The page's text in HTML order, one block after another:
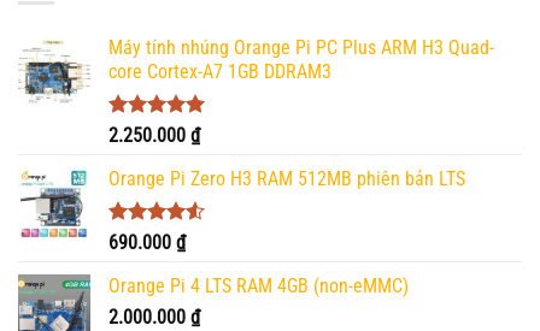
Máy tính nhúng Orange Pi PC Plus ARM H3 Quad-
core Cortex-A7 1GB DDRAM3
Được xếp
5 sao
2.250.000 ₫
Orange Pi Zero H3 RAM 512MB phiên bản LTS
Được xếp
4.50
5 sao
690.000 ₫
Orange Pi 4 LTS RAM 4GB (non-eMMC)
2.000.000 ₫